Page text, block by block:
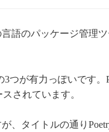
語のパッケージ管理
3つが有力っぽいです
されています。
、タイトルの通り